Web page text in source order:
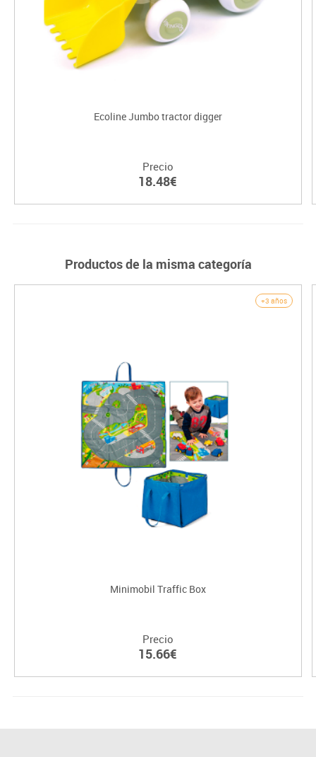
Ecoline Jumbo tractor digger
Precio
18.48€
Productos de la misma categoría
+3 años
Minimobil Traffic Box
Precio
15.66€